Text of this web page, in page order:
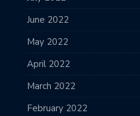
June 2022
May 2022
April 2022
March 2022
February 2022